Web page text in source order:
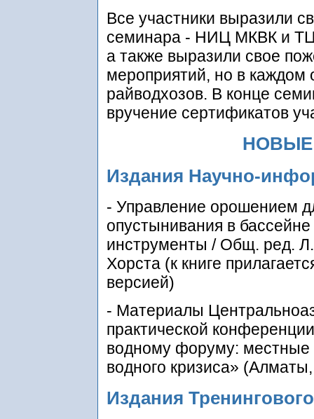
Все участники выразили
семинара - НИЦ МКВК и
а также выразили свое
мероприятий, но в каждом
райводхозов. В конце
вручение сертификатов
НОВЫЕ
Издания Научно-
- Управление орошением
опустынивания в
инструменты / Общ. ред.
Хорста (к книге
версией)
- Материалы
практической
водному форуму: местные
водного кризиса»
Издания